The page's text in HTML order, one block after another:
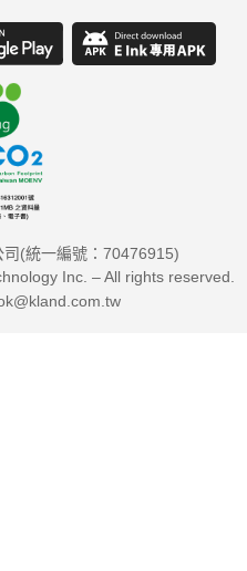
(統一編號：70476915)
Inc. – All rights reserved.